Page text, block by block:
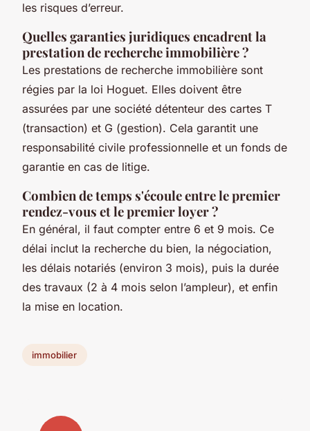
les risques d’erreur.
Quelles garanties juridiques encadrent la
prestation de recherche immobilière ?
Les prestations de recherche immobilière sont
régies par la loi Hoguet. Elles doivent être
assurées par une société détenteur des cartes T
(transaction) et G (gestion). Cela garantit une
responsabilité civile professionnelle et un fonds de
garantie en cas de litige.
Combien de temps s'écoule entre le premier
rendez-vous et le premier loyer ?
En général, il faut compter entre 6 et 9 mois. Ce
délai inclut la recherche du bien, la négociation,
les délais notariés (environ 3 mois), puis la durée
des travaux (2 à 4 mois selon l’ampleur), et enfin
la mise en location.
immobilier